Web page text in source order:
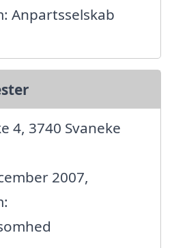
Anpartsselskab
4, 3740 Svaneke
2007,